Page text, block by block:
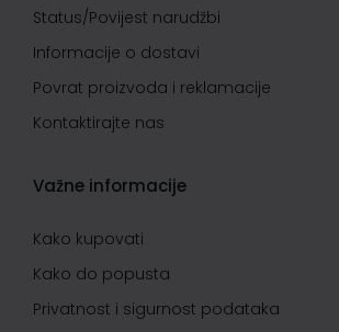
Status/Povijest narudžbi
Informacije o dostavi
Povrat proizvoda i reklamacije
Kontaktirajte nas
Važne informacije
Kako kupovati
Kako do popusta
Privatnost i sigurnost podataka